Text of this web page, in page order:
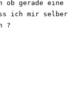
ob gerade eine
ich mir selber
?